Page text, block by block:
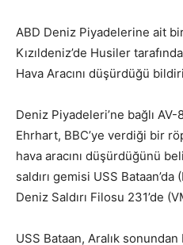
ABD Deniz Piyadelerine ait
Kızıldeniz’de Husiler
Hava Aracını düşürdüğü
Deniz Piyadeleri’ne bağlı AV-
Ehrhart, BBC’ye verdiği bir
hava aracını düşürdüğünü
saldırı gemisi USS Bataan’da
Deniz Saldırı Filosu 231’de
USS Bataan, Aralık